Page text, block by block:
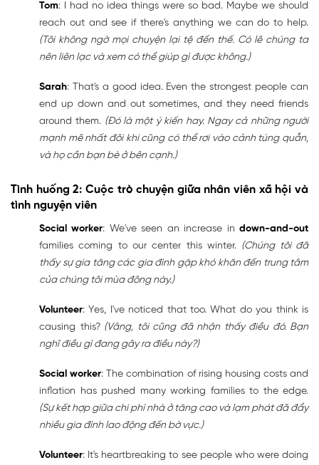
Tom: I had no idea things were so bad. Maybe we should
reach out and see if there's anything we can do to help.
(Tôi không ngờ mọi chuyện lại tệ đến thế. Có lẽ chúng ta
nên liên lạc và xem có thể giúp gì được không.)
Sarah: That's a good idea. Even the strongest people can
end up down and out sometimes, and they need friends
around them. (Đó là một ý kiến hay. Ngay cả những người
mạnh mẽ nhất đôi khi cũng có thể rơi vào cảnh túng quẫn,
và họ cần bạn bè ở bên cạnh.)
Tình huống 2: Cuộc trò chuyện giữa nhân viên xã hội và
tình nguyện viên
Social worker: We've seen an increase in down-and-out
families coming to our center this winter. (Chúng tôi đã
thấy sự gia tăng các gia đình gặp khó khăn đến trung tâm
của chúng tôi mùa đông này.)
Volunteer: Yes, I've noticed that too. What do you think is
causing this?(Vâng, tôi cũng đã nhận thấy điều đó. Bạn
nghĩ điều gì đang gây ra điều này?)
Social worker: The combination of rising housing costs and
inflation has pushed many working families to the edge.
(Sự kết hợp giữa chi phí nhà ở tăng cao và lạm phát đã đẩy
nhiều gia đình lao động đến bờ vực.)
Volunteer: It's heartbreaking to see people who were doing